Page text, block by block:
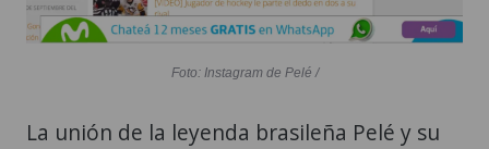
Foto: Instagram de Pelé /
La unión de la leyenda brasileña Pelé y su